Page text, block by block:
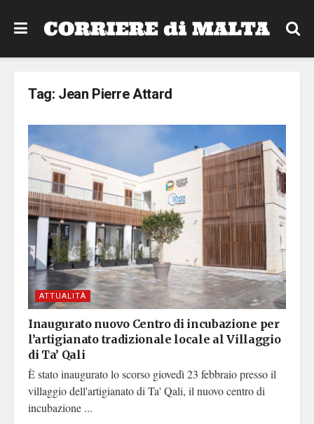
Tag: Jean Pierre Attard
ATTUALITÀ
Inaugurato nuovo Centro di incubazione per
l’artigianato tradizionale locale al Villaggio
di Ta’ Qali
È stato inaugurato lo scorso giovedì 23 febbraio presso il
villaggio dell'artigianato di Ta' Qali, il nuovo centro di
incubazione ...